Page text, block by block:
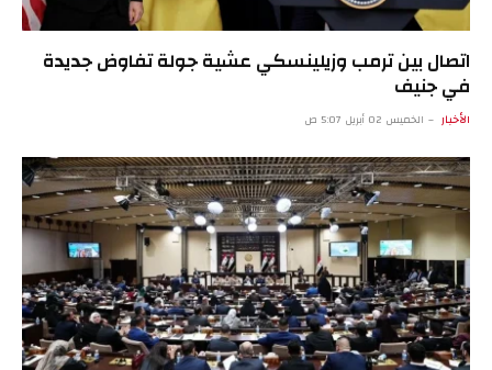
اتصال بين ترمب وزيلينسكي عشية جولة تفاوض جديدة
في جنيف
الأخبار الخميس 02 أبريل 5:07 ص